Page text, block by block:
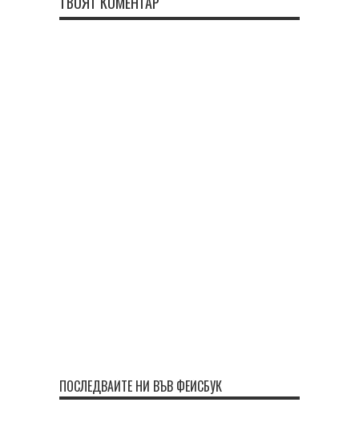
ПОСЛЕДВАЙТЕ НИ ВЪВ ФЕЙСБУК